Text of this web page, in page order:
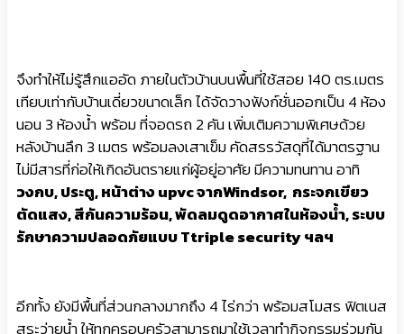
จึงทำให้ไม่รู้สึกแออัด ภายในตัวบ้านบนพื้นที่ใช้สอย 140 ตร.เมตร
เทียบเท่ากับบ้านเดี่ยวขนาดเล็ก ได้จัดวางฟังก์ชั่นออกเป็น 4 ห้อง
นอน 3 ห้องน้ำ พร้อม ที่จอดรถ 2 คัน เพิ่มเติมความพิเศษด้วย
หลังบ้านลึก 3 เมตร พร้อมลงเสาเข็ม คัดสรรวัสดุที่ได้มาตรฐาน
ไม่มีสารที่ก่อให้เกิดอันตรายแก่ผู้อยู่อาศัย มีความทนทาน อาทิ
วงกบ, ประตู, หน้าต่าง upvc จากWindsor, กระจกเขียว
ตัดแสง, สีกันความร้อน, พัดลมดูดอากาศในห้องน้ำ, ระบบ
รักษาความปลอดภัยแบบ Ttriple security ฯลฯ
อีกทั้ง ยังมีพื้นที่ส่วนกลางมากถึง 4 ไร่กว่า พร้อมสโมสร ฟิตเนส
สระว่ายน้ำ ให้ทุกครอบครัวสามารถมาใช้เวลาทำกิจกรรมร่วมกัน